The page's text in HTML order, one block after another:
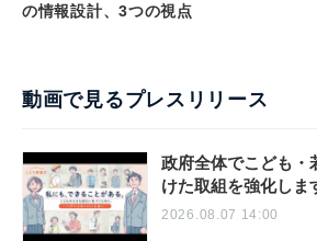
の情報設計、3つの視点
動画で見るプレスリリース
政府全体でこども・
けた取組を強化しま
2026.08.07 14:00